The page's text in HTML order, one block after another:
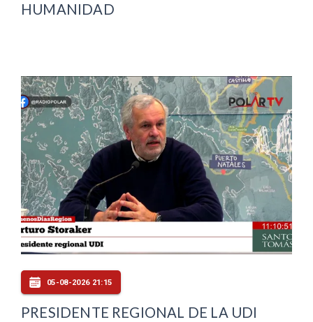
HUMANIDAD
05-08-2026 21:15
PRESIDENTE REGIONAL DE LA UDI